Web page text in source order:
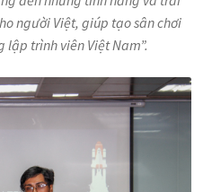
người Việt, giúp tạo sân chơi
lập trình viên Việt Nam”.